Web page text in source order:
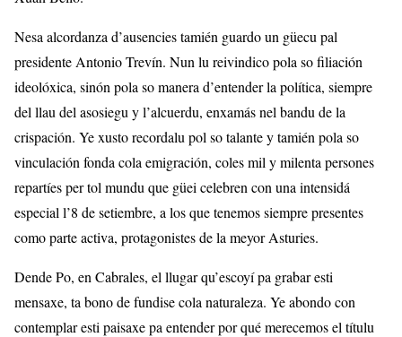
Nesa alcordanza d’ausencies tamién guardo un güecu pal
presidente Antonio Trevín. Nun lu reivindico pola so filiación
ideolóxica, sinón pola so manera d’entender la política, siempre
del llau del asosiegu y l’alcuerdu, enxamás nel bandu de la
crispación. Ye xusto recordalu pol so talante y tamién pola so
vinculación fonda cola emigración, coles mil y milenta persones
repartíes per tol mundu que güei celebren con una intensidá
especial l’8 de setiembre, a los que tenemos siempre presentes
como parte activa, protagonistes de la meyor Asturies.
Dende Po, en Cabrales, el llugar qu’escoyí pa grabar esti
mensaxe, ta bono de fundise cola naturaleza. Ye abondo con
contemplar esti paisaxe pa entender por qué merecemos el títulu